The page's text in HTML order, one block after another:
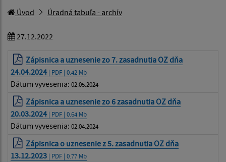
Úvod Úradná tabuľa - archív
27.12.2022
Zápisnica a uznesenie zo 7. zasadnutia OZ dňa
24.04.2024 | PDF | 0.42 Mb
Dátum vyvesenia: 02.05.2024
Zápisnica a uznesenie zo 6 zasadnutia OZ dňa
20.03.2024 | PDF | 0.64 Mb
Dátum vyvesenia: 02.04.2024
Zápisnica o uznesenie z 5. zasadnutia OZ dňa
13.12.2023 | PDF | 0.77 Mb